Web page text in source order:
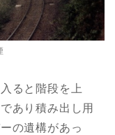
ると階段を上
あり積み出し用
の遺構があっ